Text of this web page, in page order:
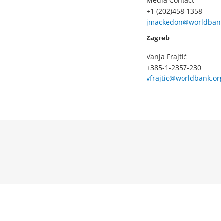
+1 (202)458-1358
Zagreb
Vanja Frajtić
+385-1-2357-230